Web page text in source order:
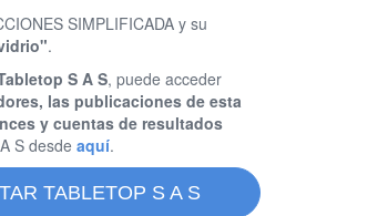
SIMPLIFICADA y su
.
S A S, puede acceder
las publicaciones de esta
y cuentas de resultados
S desde aquí.
TABLETOP S A S